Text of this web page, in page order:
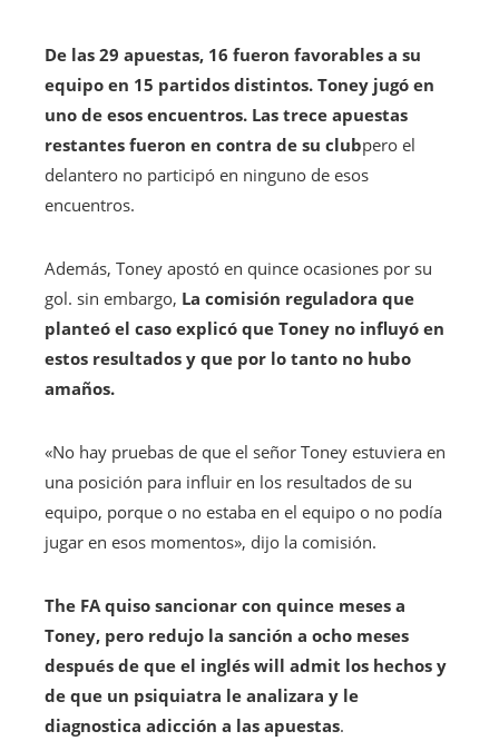
De las 29 apuestas, 16 fueron favorables a su
equipo en 15 partidos distintos. Toney jugó en
uno de esos encuentros. Las trece apuestas
restantes fueron en contra de su clubpero el
delantero no participó en ninguno de esos
encuentros.
Además, Toney apostó en quince ocasiones por su
gol. sin embargo, La comisión reguladora que
planteó el caso explicó que Toney no influyó en
estos resultados y que por lo tanto no hubo
amaños.
«No hay pruebas de que el señor Toney estuviera en
una posición para influir en los resultados de su
equipo, porque o no estaba en el equipo o no podía
jugar en esos momentos», dijo la comisión.
The FA quiso sancionar con quince meses a
Toney, pero redujo la sanción a ocho meses
después de que el inglés will admit los hechos y
de que un psiquiatra le analizara y le
diagnostica adicción a las apuestas.